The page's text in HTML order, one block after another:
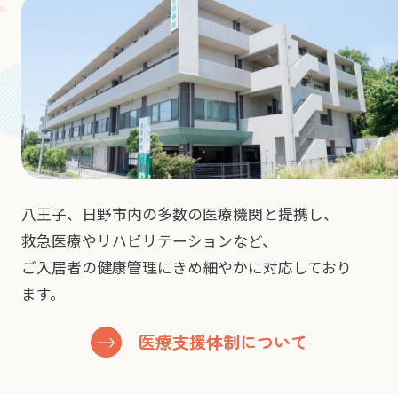
八王子、日野市内の多数の医療機関と提携し、
救急医療やリハビリテーションなど、
ご入居者の健康管理にきめ細やかに対応しており
ます。
医療支援体制について